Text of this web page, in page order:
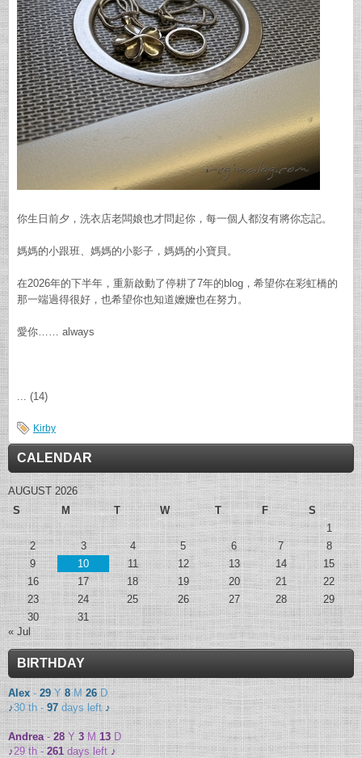
你生日前夕，洗衣店老闆娘也才問起你，每一個人都沒有將你忘記。
媽媽的小跟班、媽媽的小影子，媽媽的小寶貝。
在2026年的下半年，重新啟動了停耕了7年的blog，希望你在彩虹橋的
那一端過得很好，也希望你也知道嬤嬤也在努力。
愛你…… always
... (14)
Kirby
CALENDAR
AUGUST 2026
S
M T W T F
S
1
2
3 4 5 6 7
8
9
10 11 12 13 14
15
16
17 18 19 20 21
22
23
24 25 26 27 28
29
30
31
« Jul
BIRTHDAY
Alex-29 Y8M26D
♪30 th -97days left♪
Andrea-28Y3M13D
♪29 th -261days left♪